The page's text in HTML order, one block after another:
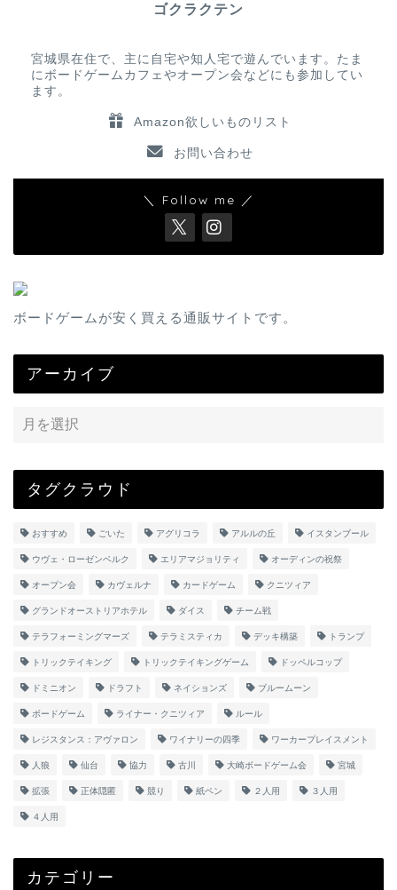
ゴクラクテン
宮城県在住で、主に自宅や知人宅で遊んでいます。たま
にボードゲームカフェやオープン会などにも参加してい
ます。
Amazon欲しいものリスト
お問い合わせ
＼ Follow me ／
ボードゲームが安く買える通販サイトです。
アーカイブ
タグクラウド
おすすめ ごいた アグリコラ アルルの丘 イスタンブール
ウヴェ・ローゼンベルク エリアマジョリティ オーディンの祝祭
オープン会 カヴェルナ カードゲーム クニツィア
グランドオーストリアホテル ダイス チーム戦
テラフォーミングマーズ テラミスティカ デッキ構築 トランプ
トリックテイキング トリックテイキングゲーム ドッペルコップ
ドミニオン ドラフト ネイションズ ブルームーン
ボードゲーム ライナー・クニツィア ルール
レジスタンス：アヴァロン ワイナリーの四季 ワーカープレイスメント
人狼 仙台 協力 古川 大崎ボードゲーム会 宮城
拡張 正体隠匿 競り 紙ペン ２人用 ３人用
４人用
カテゴリー